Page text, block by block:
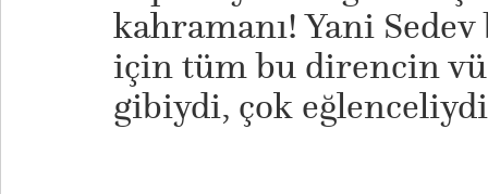
kahramanı! Yani
için tüm bu direncin
gibiydi, çok